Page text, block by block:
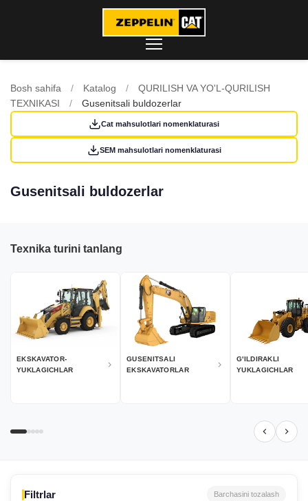
Bosh sahifa / Katalog /
QURILISH VA YO'L-QURILISH
TEXNIKASI
/ Gusenitsali buldozerlar
Cat mahsulotlari nomenklaturasi
SEM mahsulotlari nomenklaturasi
Gusenitsali buldozerlar
Texnika turini tanlang
EKSKAVATOR-
YUKLAGICHLAR
GUSENITSALI
EKSKAVATORLAR
G'ILDIRAKLI
YUKLAGICHLAR
Filtrlar Barchasini tozalash